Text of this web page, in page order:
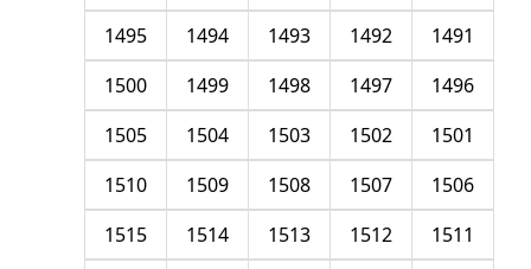
1491
1492
1493
1494
1495
1496
1497
1498
1499
1500
1501
1502
1503
1504
1505
1506
1507
1508
1509
1510
1511
1512
1513
1514
1515